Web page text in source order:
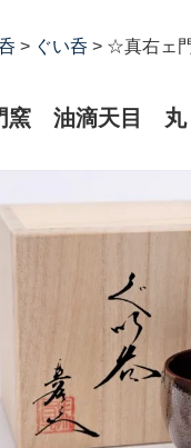
> ぐい呑 > ☆真右ェ
窯 油滴天目 丸